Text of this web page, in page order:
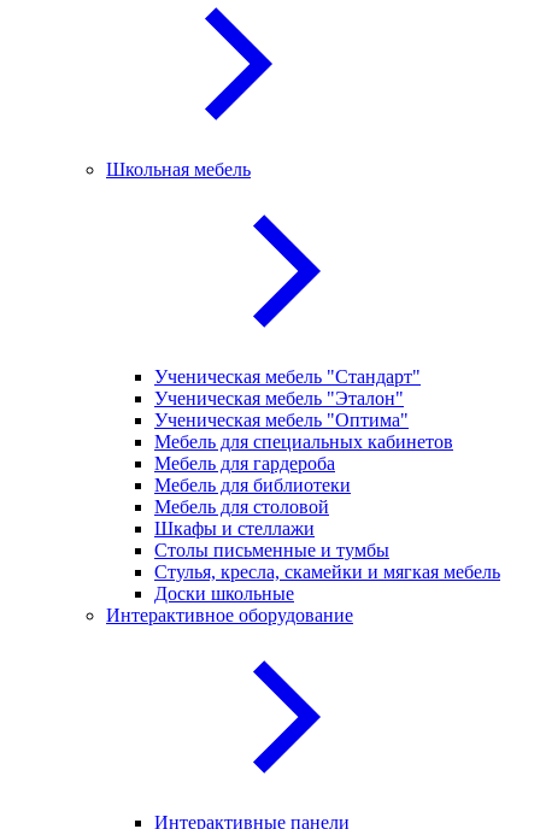
Школьная мебель
Ученическая мебель "Стандарт"
Ученическая мебель "Эталон"
Ученическая мебель "Оптима"
Мебель для специальных кабинетов
Мебель для гардероба
Мебель для библиотеки
Мебель для столовой
Шкафы и стеллажи
Столы письменные и тумбы
Стулья, кресла, скамейки и мягкая мебель
Доски школьные
Интерактивное оборудование
Интерактивные панели